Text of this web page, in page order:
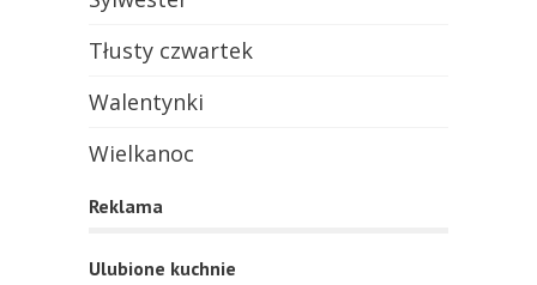
Tłusty czwartek
Walentynki
Wielkanoc
Reklama
Ulubione kuchnie